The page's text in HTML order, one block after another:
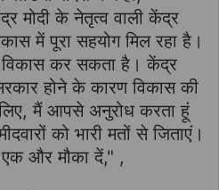
मोदी के नेतृत्व वाली केंद्र
में पूरा सहयोग मिल रहा है।
विकास कर सकता है। केंद्र
होने के कारण विकास की
मैं आपसे अनुरोध करता हूं
को भारी मतों से जिताएं।
और मौका दें," ,